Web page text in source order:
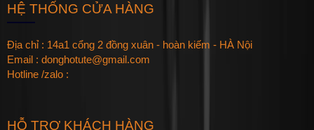
HỆ THỐNG CỬA HÀNG
Địa chỉ : 14a1 cổng 2 đồng xuân - hoàn kiếm - HÀ Nội
Email : donghotute@gmail.com
Hotline /zalo :
HỖ TRỢ KHÁCH HÀNG